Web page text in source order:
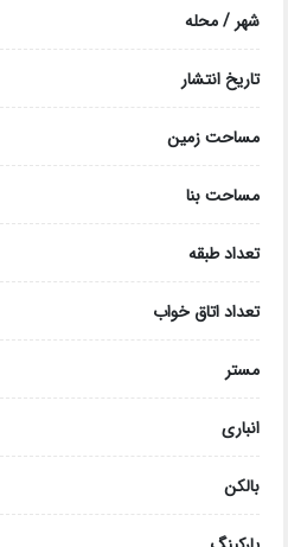
شهر / محله
تاریخ انتشار
مساحت زمین
مساحت بنا
تعداد طبقه
تعداد اتاق خواب
مستر
انباری
بالکن